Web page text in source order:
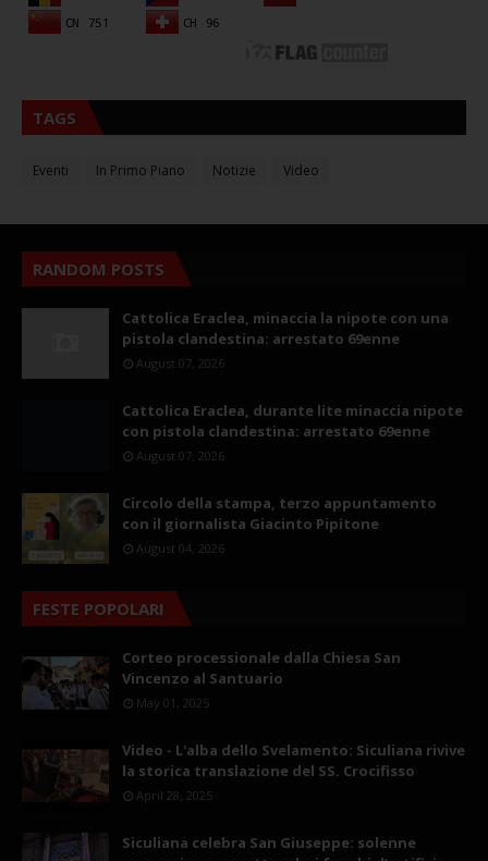
TAGS
Eventi In Primo Piano Notizie Video
RANDOM POSTS
Cattolica Eraclea, minaccia la nipote con una
pistola clandestina: arrestato 69enne
August 07, 2026
Cattolica Eraclea, durante lite minaccia nipote
con pistola clandestina: arrestato 69enne
August 07, 2026
Circolo della stampa, terzo appuntamento
con il giornalista Giacinto Pipitone
August 04, 2026
FESTE POPOLARI
Corteo processionale dalla Chiesa San
Vincenzo al Santuario
May 01, 2025
Video - L'alba dello Svelamento: Siculiana rivive
la storica translazione del SS. Crocifisso
April 28, 2025
Siculiana celebra San Giuseppe: solenne